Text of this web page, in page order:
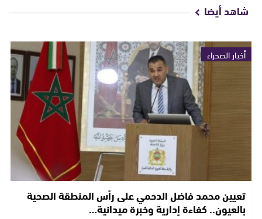
شاهد أيضا
أخبار الصحراء
تعيين محمد فاضل الدحمي على رأس المنطقة الصحية
بالعيون.. كفاءة إدارية وخبرة ميدانية…